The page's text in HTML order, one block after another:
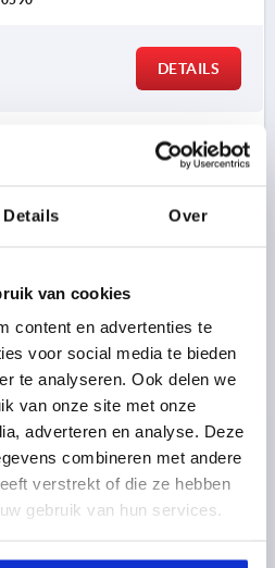
Details Over
van cookies
content en advertenties te
voor social media te bieden
te analyseren. Ook delen we
van onze site met onze
adverteren en analyse. Deze
combineren met andere
verstrekt of die ze hebben
gebruik van hun services.
DETAILS
D1=21, H=22,
RAL7021,
BLANK
RAL 7021